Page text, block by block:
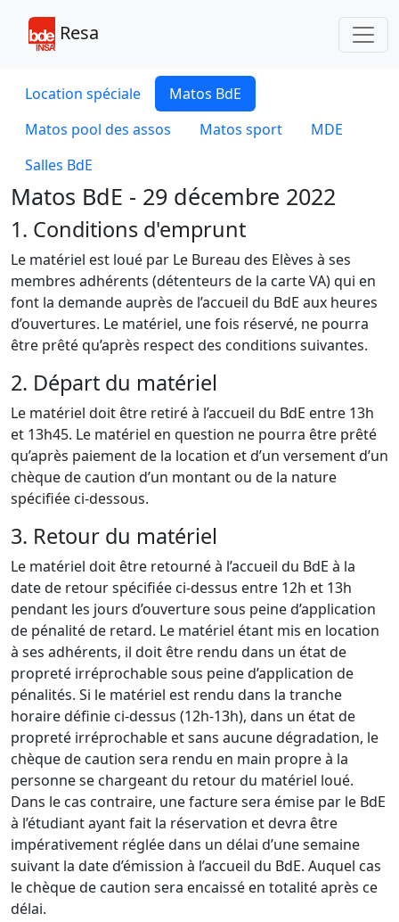
Resa
Location spéciale
Matos BdE
Matos pool des assos
Matos sport
MDE
Salles BdE
Matos BdE - 29 décembre 2022
1. Conditions d'emprunt
Le matériel est loué par Le Bureau des Elèves à ses
membres adhérents (détenteurs de la carte VA) qui en
font la demande auprès de l’accueil du BdE aux heures
d’ouvertures. Le matériel, une fois réservé, ne pourra
être prêté qu’après respect des conditions suivantes.
2. Départ du matériel
Le matériel doit être retiré à l’accueil du BdE entre 13h
et 13h45. Le matériel en question ne pourra être prêté
qu’après paiement de la location et d’un versement d’un
chèque de caution d’un montant ou de la nature
spécifiée ci-dessous.
3. Retour du matériel
Le matériel doit être retourné à l’accueil du BdE à la
date de retour spécifiée ci-dessus entre 12h et 13h
pendant les jours d’ouverture sous peine d’application
de pénalité de retard. Le matériel étant mis en location
à ses adhérents, il doit être rendu dans un état de
propreté irréprochable sous peine d’application de
pénalités. Si le matériel est rendu dans la tranche
horaire définie ci-dessus (12h-13h), dans un état de
propreté irréprochable et sans aucune dégradation, le
chèque de caution sera rendu en main propre à la
personne se chargeant du retour du matériel loué.
Dans le cas contraire, une facture sera émise par le BdE
à l’étudiant ayant fait la réservation et devra être
impérativement réglée dans un délai d’une semaine
suivant la date d’émission à l’accueil du BdE. Auquel cas
le chèque de caution sera encaissé en totalité après ce
délai.